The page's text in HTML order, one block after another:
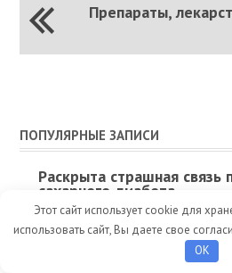
Препараты,
ПОПУЛЯРНЫЕ ЗАПИСИ
Раскрыта страшная связь
сахарного диабета
Честный обзор на
панкреатита и отзывы
Этот сайт использует cookie для
использовать сайт, Вы даете свое
OK